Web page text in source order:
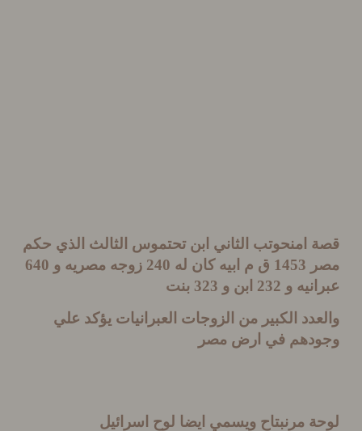
امنحوتب الثاني ابن تحتموس الثالث الذي حكم
1453 ق م ابيه كان له240 زوجه مصريه و640
و232 ابن و323 بنت
الكبير من الزوجات العبرانيات يؤكد علي
في ارض مصر
مرنبتاح ويسمي ايضا لوح اسرائيل